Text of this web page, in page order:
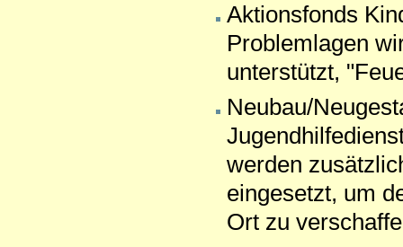
Aktionsfonds
Problemlagen
unterstützt,
Neubau/
werden
eingesetzt, um
Ort zu